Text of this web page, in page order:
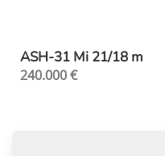
ASH-31 Mi 21/18 m
240.000€